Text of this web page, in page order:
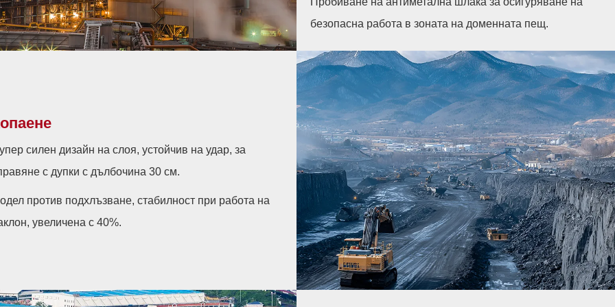
безопасна работа в зоната на доменната пещ.
силен дизайн на слоя, устойчив на удар, за
с дупки с дълбочина 30 см.
против подхлъзване, стабилност при работа на
увеличена с 40%.